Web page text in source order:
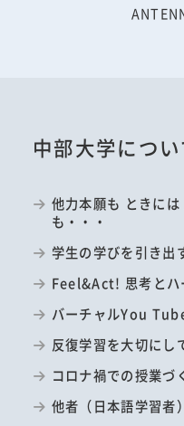
中部大学につい
他力本願も ときに
も・・・
学生の学びを引き出
Feel&Act! 思考とハ
バーチャルYou
反復学習を大切にし
コロナ禍での授業づ
他者（日本語学習者